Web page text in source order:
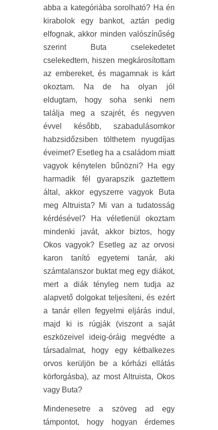
abba a kategóriába sorolható? Ha én
kirabolok egy bankot, aztán pedig
elfognak, akkor minden valószínűség
szerint Buta cselekedetet
cselekedtem, hiszen megkárosítottam
az embereket, és magamnak is kárt
okoztam. Na de ha olyan jól
eldugtam, hogy soha senki nem
találja meg a szajrét, és negyven
évvel később, szabadulásomkor
habzsidőzsiben tölthetem nyugdíjas
éveimet? Esetleg ha a családom miatt
vagyok kénytelen bűnözni? Ha egy
harmadik fél gyarapszik gaztettem
által, akkor egyszerre vagyok Buta
meg Altruista? Mi van a tudatosság
kérdésével? Ha véletlenül okoztam
mindenki javát, akkor biztos, hogy
Okos vagyok? Esetleg az az orvosi
karon tanító egyetemi tanár, aki
számtalanszor buktat meg egy diákot,
mert a diák tényleg nem tudja az
alapvető dolgokat teljesíteni, és ezért
a tanár ellen fegyelmi eljárás indul,
majd ki is rúgják (viszont a saját
eszközeivel ideig-óráig megvédte a
társadalmat, hogy egy kétbalkezes
orvos kerüljön be a kórházi ellátás
körforgásba), az most Altruista, Okos
vagy Buta?
Mindenesetre a szöveg ad egy
támpontot, hogy hogyan érdemes